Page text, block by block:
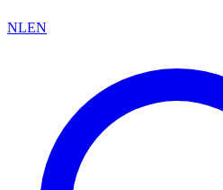
NLEN